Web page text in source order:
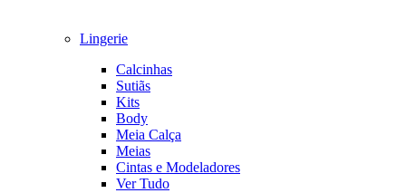
Lingerie
Calcinhas
Sutiãs
Kits
Body
Meia Calça
Meias
Cintas e Modeladores
Ver Tudo